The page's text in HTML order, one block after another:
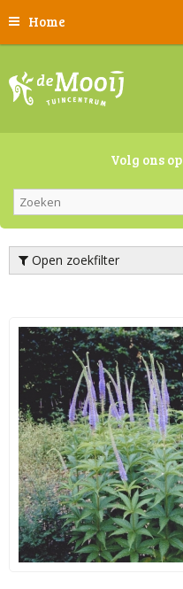
Home
Volg ons op
Open zoekfilter